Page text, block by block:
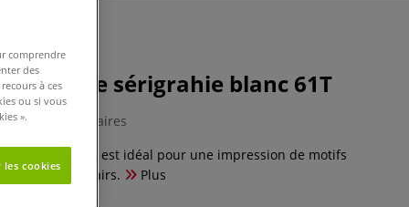
écran de sérigrahie blanc 61T
0 Commentaires
blanc 61T est idéal pour une impression de motifs
ou textiles clairs.
Plus
comprendre
des
à ces
ou si vous
».
cookies